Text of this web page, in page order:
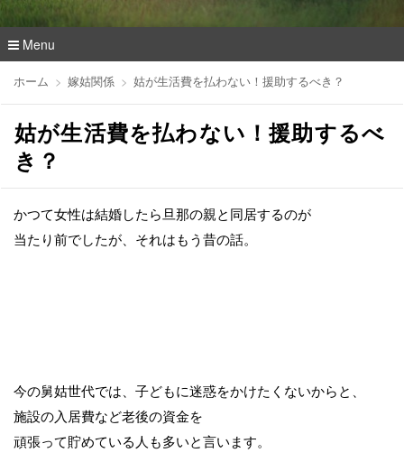
Menu
テ
移
ホーム 嫁姑関係 姑が生活費を払わない！援助するべき？
姑が生活費を払わない！援助するべ
き？
かつて女性は結婚したら旦那の親と同居するのが
当たり前でしたが、それはもう昔の話。
今の舅姑世代では、子どもに迷惑をかけたくないからと、
施設の入居費など老後の資金を
頑張って貯めている人も多いと言います。